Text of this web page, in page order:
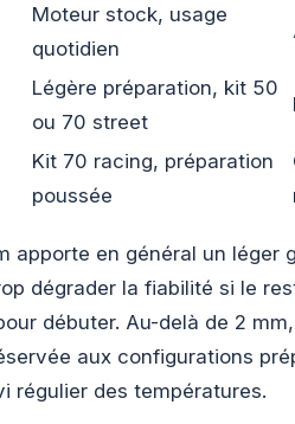
Moteur stock, usage
quotidien
Légère préparation, kit 50
ou 70 street
Kit 70 racing, préparation
poussée
apporte en général un léger
dégrader la fiabilité si le
débuter. Au-delà de 2
aux configurations
régulier des températures.